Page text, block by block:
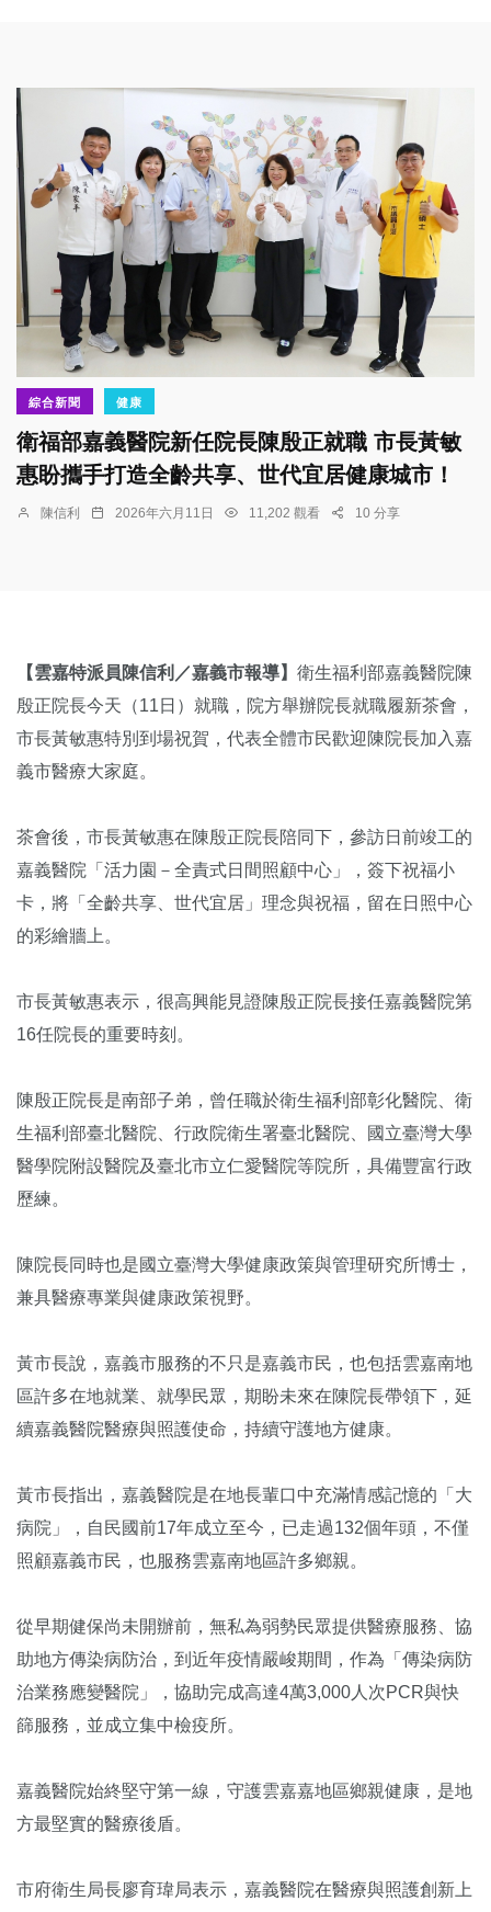
綜合新聞 健康
衛福部嘉義醫院新任院長陳殷正就職 市長黃敏
惠盼攜手打造全齡共享、世代宜居健康城市！
陳信利 2026年六月11日 11,202 觀看 10 分享
【雲嘉特派員陳信利／嘉義市報導】 衛生福利部嘉義醫院陳
殷正院長今天（11日）就職，院方舉辦院長就職履新茶會，
市長黃敏惠特別到場祝賀，代表全體市民歡迎陳院長加入嘉
義市醫療大家庭。
茶會後，市長黃敏惠在陳殷正院長陪同下，參訪日前竣工的
嘉義醫院「活力園－全責式日間照顧中心」，簽下祝福小
卡，將「全齡共享、世代宜居」理念與祝福，留在日照中心
的彩繪牆上。
市長黃敏惠表示，很高興能見證陳殷正院長接任嘉義醫院第
16任院長的重要時刻。
陳殷正院長是南部子弟，曾任職於衛生福利部彰化醫院、衛
生福利部臺北醫院、行政院衛生署臺北醫院、國立臺灣大學
醫學院附設醫院及臺北市立仁愛醫院等院所，具備豐富行政
歷練。
陳院長同時也是國立臺灣大學健康政策與管理研究所博士，
兼具醫療專業與健康政策視野。
黃市長說，嘉義市服務的不只是嘉義市民，也包括雲嘉南地
區許多在地就業、就學民眾，期盼未來在陳院長帶領下，延
續嘉義醫院醫療與照護使命，持續守護地方健康。
黃市長指出，嘉義醫院是在地長輩口中充滿情感記憶的「大
病院」，自民國前17年成立至今，已走過132個年頭，不僅
照顧嘉義市民，也服務雲嘉南地區許多鄉親。
從早期健保尚未開辦前，無私為弱勢民眾提供醫療服務、協
助地方傳染病防治，到近年疫情嚴峻期間，作為「傳染病防
治業務應變醫院」，協助完成高達4萬3,000人次PCR與快
篩服務，並成立集中檢疫所。
嘉義醫院始終堅守第一線，守護雲嘉嘉地區鄉親健康，是地
方最堅實的醫療後盾。
市府衛生局長廖育瑋局表示，嘉義醫院在醫療與照護創新上